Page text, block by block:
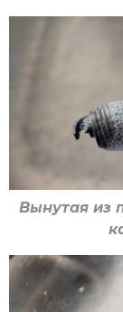
Вынутая из